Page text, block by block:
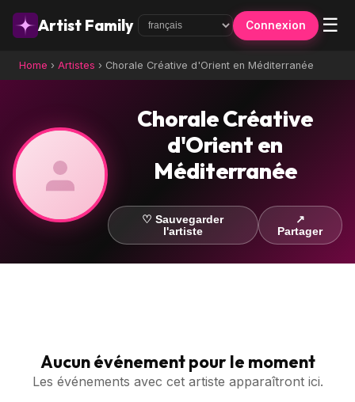
Artist Family Connexion ☰
Home › Artistes › Chorale Créative d'Orient en Méditerranée
Chorale Créative
d'Orient en
Méditerranée
♡ Sauvegarder
l'artiste
↗
Partager
Aucun événement pour le moment
Les événements avec cet artiste apparaîtront ici.